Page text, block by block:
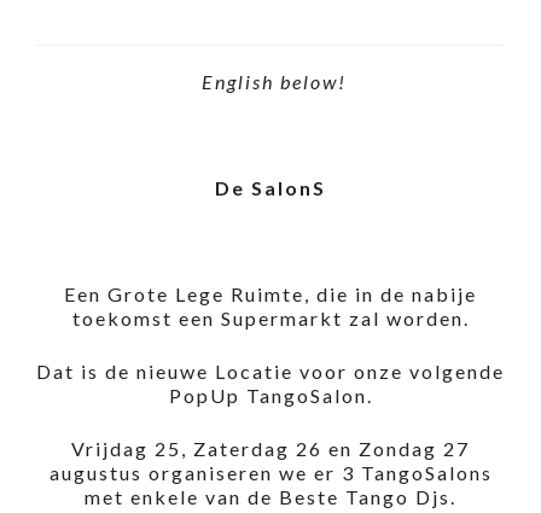
English below!
De SalonS
Een Grote Lege Ruimte, die in de nabije
toekomst een Supermarkt zal worden.
Dat is de nieuwe Locatie voor onze volgende
PopUp TangoSalon.
Vrijdag 25, Zaterdag 26 en Zondag 27
augustus organiseren we er 3 TangoSalons
met enkele van de Beste Tango Djs.